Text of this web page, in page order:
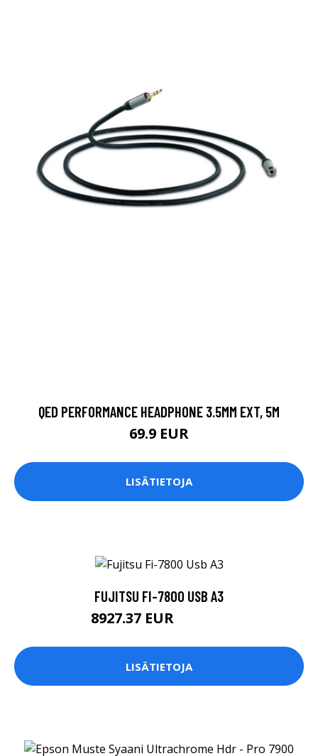
QED PERFORMANCE HEADPHONE 3.5MM EXT, 5M
69.9 EUR
LISÄTIETOJA
FUJITSU FI-7800 USB A3
8927.37 EUR
LISÄTIETOJA